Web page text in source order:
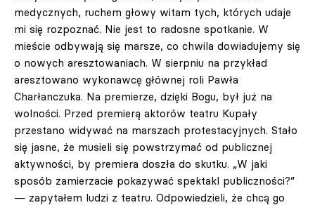
medycznych, ruchem głowy witam tych, których udaje
mi się rozpoznać. Nie jest to radosne spotkanie. W
mieście odbywają się marsze, co chwila dowiadujemy się
o nowych aresztowaniach. W sierpniu na przykład
aresztowano wykonawcę głównej roli Pawła
Charłanczuka. Na premierze, dzięki Bogu, był już na
wolności. Przed premierą aktorów teatru Kupały
przestano widywać na marszach protestacyjnych. Stało
się jasne, że musieli się powstrzymać od publicznej
aktywności, by premiera doszła do skutku. „W jaki
sposób zamierzacie pokazywać spektakl publiczności?”
— zapytałem ludzi z teatru. Odpowiedzieli, że chcą go